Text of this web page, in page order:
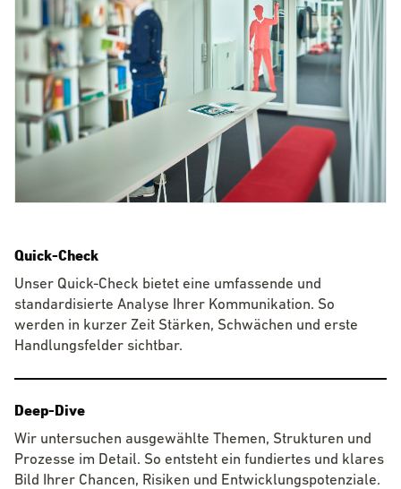
Quick-Check
Unser Quick-Check bietet eine umfassende und
standardisierte Analyse Ihrer Kommunikation. So
werden in kurzer Zeit Stärken, Schwächen und erste
Handlungsfelder sichtbar.
Deep-Dive
Wir untersuchen ausgewählte Themen, Strukturen und
Prozesse im Detail. So entsteht ein fundiertes und klares
Bild Ihrer Chancen, Risiken und Entwicklungspotenziale.